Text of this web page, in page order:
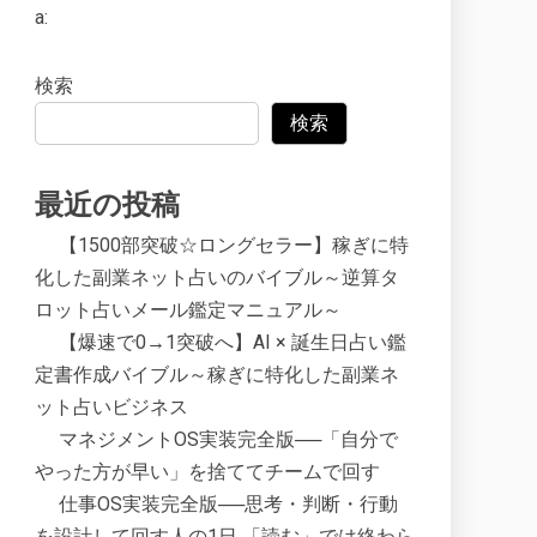
a:
検索
検索
最近の投稿
【1500部突破☆ロングセラー】稼ぎに特
化した副業ネット占いのバイブル～逆算タ
ロット占いメール鑑定マニュアル～
【爆速で0→1突破へ】AI × 誕生日占い鑑
定書作成バイブル～稼ぎに特化した副業ネ
ット占いビジネス
マネジメントOS実装完全版──「自分で
やった方が早い」を捨ててチームで回す
仕事OS実装完全版──思考・判断・行動